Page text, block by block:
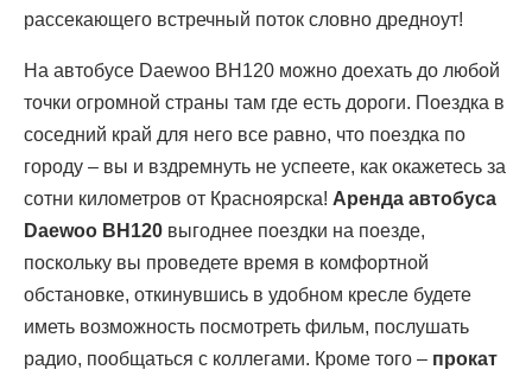
рассекающего встречный поток словно дредноут!
На автобусе Daewoo BH120 можно доехать до любой
точки огромной страны там где есть дороги. Поездка в
соседний край для него все равно, что поездка по
городу – вы и вздремнуть не успеете, как окажетесь за
сотни километров от Красноярска! Аренда автобуса
Daewoo BH120 выгоднее поездки на поезде,
поскольку вы проведете время в комфортной
обстановке, откинувшись в удобном кресле будете
иметь возможность посмотреть фильм, послушать
радио, пообщаться с коллегами. Кроме того – прокат